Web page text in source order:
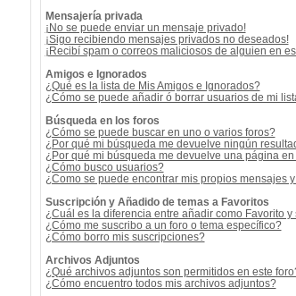
Mensajería privada
¡No se puede enviar un mensaje privado!
¡Sigo recibiendo mensajes privados no deseados!
¡Recibí spam o correos maliciosos de alguien en
Amigos e Ignorados
¿Qué es la lista de Mis Amigos e Ignorados?
¿Cómo se puede añadir ó borrar usuarios de mi
Búsqueda en los foros
¿Cómo se puede buscar en uno o varios foros?
¿Por qué mi búsqueda me devuelve ningún
¿Por qué mi búsqueda me devuelve una página
¿Cómo busco usuarios?
¿Como se puede encontrar mis propios mensajes
Suscripción y Añadido de temas a Favoritos
¿Cuál es la diferencia entre añadir como Favorito
¿Cómo me suscribo a un foro o tema específico?
¿Cómo borro mis suscripciones?
Archivos Adjuntos
¿Qué archivos adjuntos son permitidos en este
¿Cómo encuentro todos mis archivos adjuntos?